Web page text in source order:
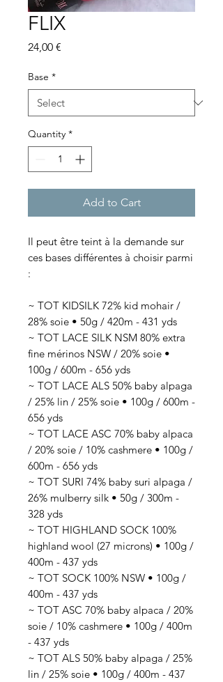
FLIX
24,00 €
Base *
Quantity *
Add to Cart
Il peut être teint à la demande sur
ces bases différentes à choisir parmi
:
~ TOT KIDSILK 72% kid mohair /
28% soie • 50g / 420m - 431 yds
~ TOT LACE SILK NSM 80% extra
fine mérinos NSW / 20% soie •
100g / 600m - 656 yds
~ TOT LACE ALS 50% baby alpaga
/ 25% lin / 25% soie • 100g / 600m -
656 yds
~ TOT LACE ASC 70% baby alpaca
/ 20% soie / 10% cashmere • 100g /
600m - 656 yds
~ TOT SURI 74% baby suri alpaga /
26% mulberry silk • 50g / 300m -
328 yds
~ TOT HIGHLAND SOCK 100%
highland wool (27 microns) • 100g /
400m - 437 yds
~ TOT SOCK 100% NSW • 100g /
400m - 437 yds
~ TOT ASC 70% baby alpaca / 20%
soie / 10% cashmere • 100g / 400m
- 437 yds
~ TOT ALS 50% baby alpaga / 25%
lin / 25% soie • 100g / 400m - 437